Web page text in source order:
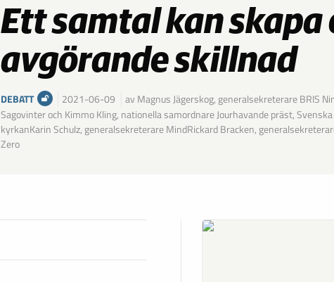
Ett samtal kan skapa
avgörande skillnad
DEBATT 2021-06-09
av Magnus Jägerskog, generalsekreterare BRIS
Sagovinter och Kimmo Kling, nationella samordnare Jourhavande präst, Svenska
kyrkanKarin Schulz, generalsekreterare MindRickard Bracken,
Zero